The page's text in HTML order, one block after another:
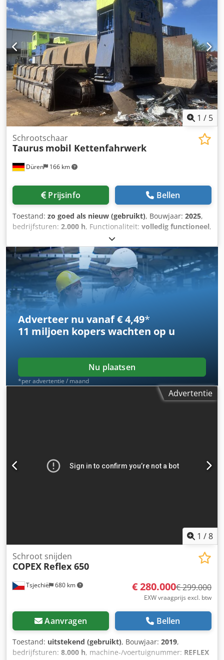
snij- en reinigingswerkzaamheden. • 813 mm lang mes
voor grote stukken schroot • 120 ton knipkracht voor
krachtige snijprestaties • Ideaal voor autokoelelementen,
radiatoren en gemengd schroot • Besturing voor herhaalde
individuele sneden voor een efficiënte werking Djdszp
Hfispfx Akasck • Robuuste McIntyre-constructie voor een
lange levensduur
1 / 5
Düren 166 km
Schrootschaar
Taurus mobil Kettenfahrwerk
Prijsinfo Bellen
Toestand: zo goed als nieuw (gebruikt), Bouwjaar: 2025,
bedrijfsturen: 2.000 h, Functionaliteit: volledig functioneel,
Te koop aangeboden: een mobiele schrootknipmachine in
nieuwstaat. Dsdpjzlqgvefx Akaeck Bezichtiging is op elk
gewenst moment mogelijk.
Adverteer nu vanaf € 4,49*
11 miljoen koperswachten op u
Nu plaatsen
*per advertentie / maand
Advertentie
1 /8
Tsjechië 680 km
Schroot snijden
COPEX Reflex 650
€ 280.000€ 299.000
EXW vraagprijs excl. btw
Aanvragen Bellen
Toestand: uitstekend (gebruikt), Bouwjaar: 2019,
bedrijfsturen: 8.000 h, machine-/voertuignummer: REFLEX